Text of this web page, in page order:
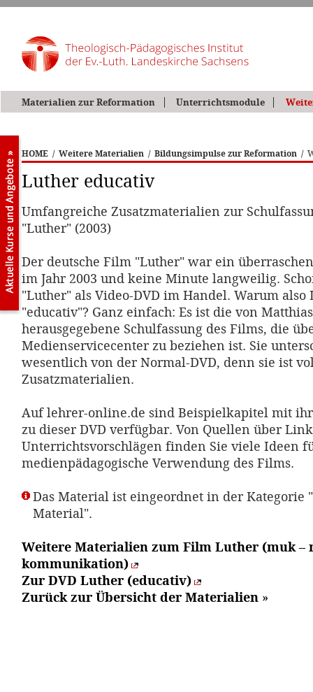
Materialien zur Reformation Unterrichtsmodule
HOME / Weitere Materialien / Bildungsimpulse zur Reformation /
Luther educativ
Umfangreiche Zusatzmaterialien zur
"Luther" (2003)
Der deutsche Film "Luther" war ein
im Jahr 2003 und keine Minute langweilig.
"Luther" als Video-DVD im Handel. Warum also
"educativ"? Ganz einfach: Es ist die von
herausgegebene Schulfassung des Films, die
Medienservicecenter zu beziehen ist. Sie
wesentlich von der Normal-DVD, denn sie ist
Zusatzmaterialien.
Auf lehrer-online.de sind Beispielkapitel mit
zu dieser DVD verfügbar. Von Quellen über
Unterrichtsvorschlägen finden Sie viele Ideen
medienpädagogische Verwendung des Films.
Das Material ist eingeordnet in der Kategorie
Material".
Weitere Materialien zum Film Luther (muk –
kommunikation)
Zur DVD Luther (educativ)
Zurück zur Übersicht der Materialien »